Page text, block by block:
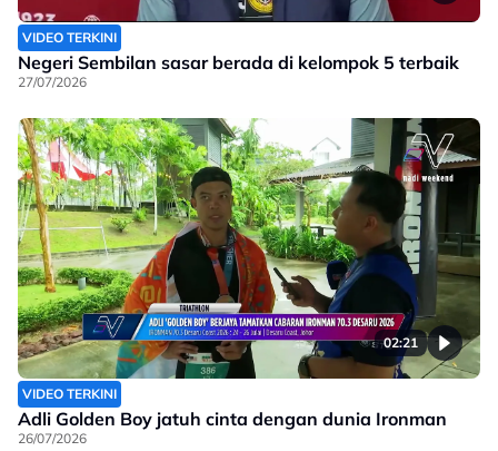
VIDEO TERKINI
Negeri Sembilan sasar berada di kelompok 5 terbaik
27/07/2026
02:21
VIDEO TERKINI
Adli Golden Boy jatuh cinta dengan dunia Ironman
26/07/2026